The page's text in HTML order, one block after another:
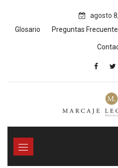
content
agosto
Glosario
Preguntas